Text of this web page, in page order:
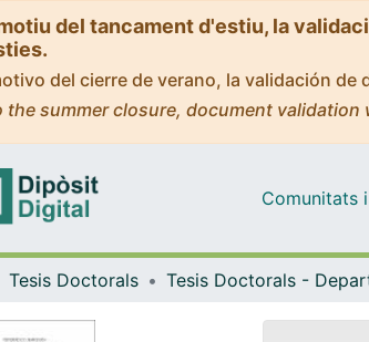
del tancament d'estiu, la
del cierre de verano, la validación
the summer closure, document
Comunitats
Tesis Doctorals